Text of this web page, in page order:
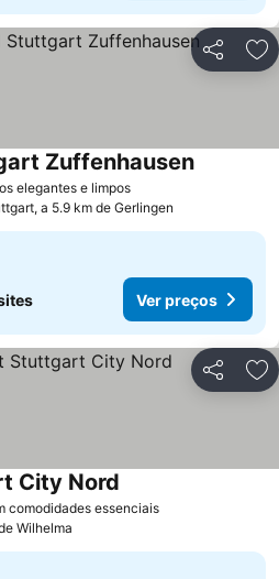
Partilhar
elegantes e limpos
Zuffenhausen
a 5.9 km de Gerlingen
Ver preços
Partilhar
comodidades essenciais
City Nord
Wilhelma